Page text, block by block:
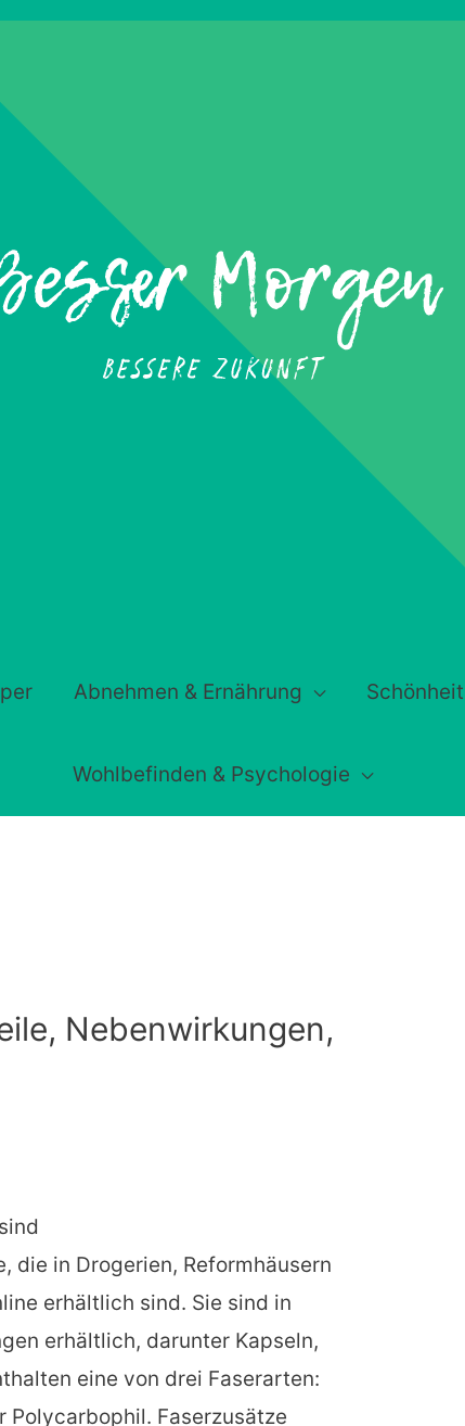
Abnehmen & Ernährung Schönheit
Wohlbefinden & Psychologie
Nebenwirkungen,
die in Drogerien, Reformhäusern
erhältlich sind. Sie sind in
erhältlich, darunter Kapseln,
eine von drei Faserarten:
Faserzusätze